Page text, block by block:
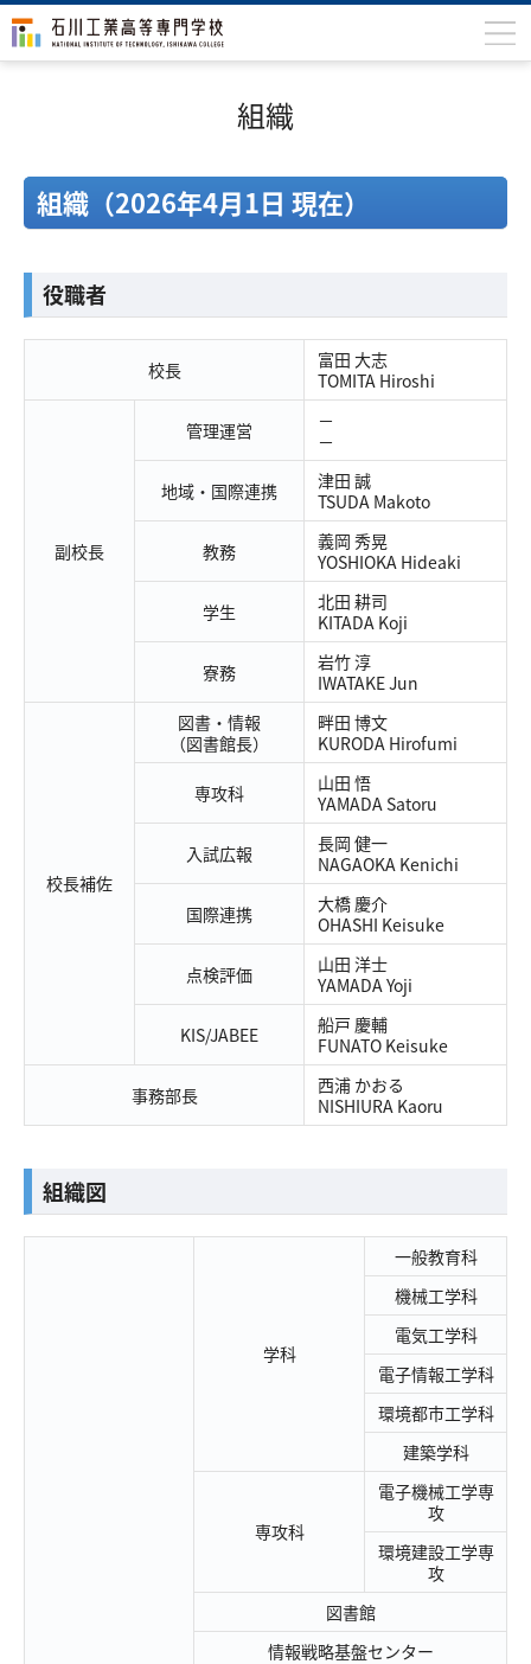
専攻科
入学案内
学生生活
在学生の方
卒業生の方 地域・企業の方
交通アクセス お問い合わせ
組織
組織（2026年4月1日 現在）
役職者
校長
富田 大志
TOMITA Hiroshi
副校長
管理運営
－
－
地域・国際連携
津田 誠
TSUDA Makoto
教務
義岡 秀晃
YOSHIOKA Hideaki
学生
北田 耕司
KITADA Koji
寮務
岩竹 淳
IWATAKE Jun
校長補佐
図書・情報
（図書館長）
畔田 博文
KURODA Hirofumi
専攻科
山田 悟
YAMADA Satoru
入試広報
長岡 健一
NAGAOKA Kenichi
国際連携
大橋 慶介
OHASHI Keisuke
点検評価
山田 洋士
YAMADA Yoji
KIS/JABEE
船戸 慶輔
FUNATO Keisuke
事務部長
西浦 かおる
NISHIURA Kaoru
​組織図
学科
一般教育科
機械工学科
電気工学科
電子情報工学科
環境都市工学科
建築学科
専攻科
電子機械工学専
攻
環境建設工学専
攻
図書館
情報戦略基盤センター